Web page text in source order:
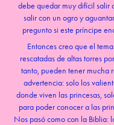
debe quedar muy difícil salir
salir con un ogro y
pregunto si este príncipe
Entonces creo que el
rescatadas de altas torres
tanto, pueden tener mucha
advertencia: solo los
donde viven las princesas,
para poder conocer a las
Nos pasó como con la Biblia: